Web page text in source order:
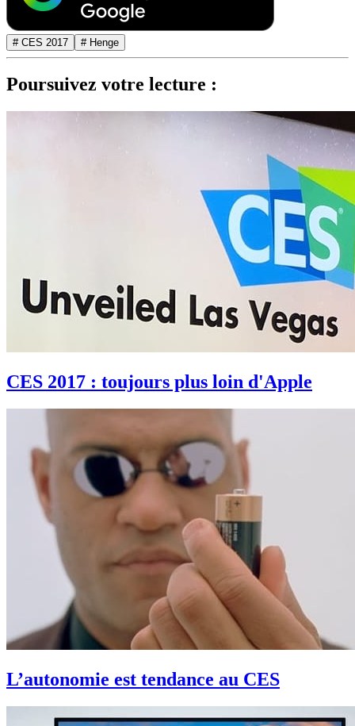
# CES 2017 # Henge
Poursuivez votre lecture :
CES 2017 : toujours plus loin d'Apple
L’autonomie est tendance au CES